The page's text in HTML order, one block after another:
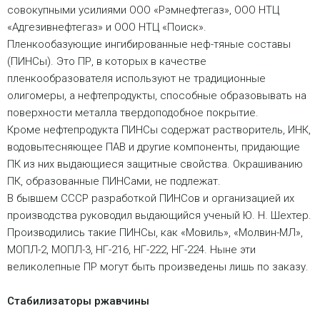
совокупными усилиями ООО «Рэмнефтегаз», ООО НТЦ
«Адгезивнефтегаз» и ООО НТЦ «Поиск».
Пленкообазующие ингибированные неф-тяные составы
(ПИНСы). Это ПР, в которых в качестве
пленкообразователя используют не традиционные
олигомеры, а нефтепродукты, способные образовывать на
поверхности металла твердоподобное покрытие.
Кроме нефтепродукта ПИНСы содержат растворитель, ИНК,
водовытесняющее ПАВ и другие компоненты, придающие
ПК из них выдающиеся защитные свойства. Окрашиванию
ПК, образованные ПИНСами, не подлежат.
В бывшем СССР разработкой ПИНСов и организацией их
производства руководил выдающийся ученый Ю. Н. Шехтер.
Производились такие ПИНСы, как «Мовиль», «Молвин-МЛ»,
МОПЛ-2, МОПЛ-3, НГ-216, НГ-222, НГ-224. Ныне эти
великолепные ПР могут быть произведены лишь по заказу.
Стабилизаторы ржавчины